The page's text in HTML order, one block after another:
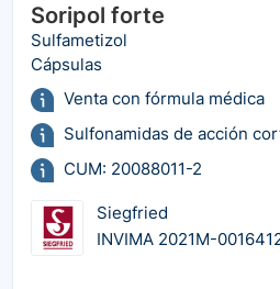
Soripol forte
Sulfametizol
Cápsulas
Venta con fórmula médica
Sulfonamidas de acción
CUM: 20088011-2
Siegfried
INVIMA 2021M-